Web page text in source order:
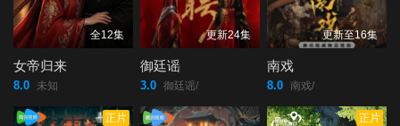
全12集
女帝归来
8.0 未知
更新24集
御廷谣
3.0 御廷谣/
更新至16集
南戏
8.0 南戏/
正片 正片